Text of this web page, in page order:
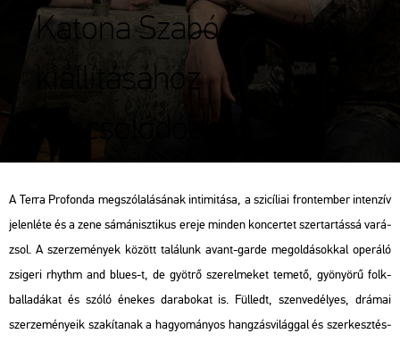
Katona Szabó Erzsébet
kiállításához
kapcsolódóan
A Terra Pro­fon­da meg­szó­la­lá­sá­nak in­ti­mi­tá­sa, a szi­cí­li­ai front­em­ber in­ten­zív
je­len­lé­te és a zene sá­mán­isz­ti­kus ereje min­den kon­cer­tet szer­tar­tás­sá va­rá­
zsol. A szer­ze­mé­nyek kö­zött ta­lá­lunk avant-garde meg­ol­dá­sok­kal ope­rá­ló
zsi­ge­ri rhythm and blues-t, de gyöt­rő sze­rel­me­ket te­me­tő, gyö­nyö­rű folk-
bal­la­dá­kat és szóló éne­kes da­ra­bo­kat is. Fül­ledt, szen­ve­dé­lyes, drá­mai
szer­ze­mé­nye­ik sza­kí­ta­nak a ha­gyo­má­nyos hang­zás­vi­lág­gal és szer­kesz­tés­